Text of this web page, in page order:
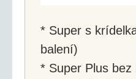
* Super s
balení)
* Super Plus